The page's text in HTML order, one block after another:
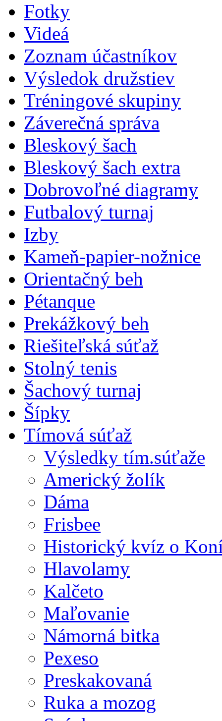
Fotky
Videá
Zoznam účastníkov
Výsledok družstiev
Tréningové skupiny
Záverečná správa
Bleskový šach
Bleskový šach extra
Dobrovoľné diagramy
Futbalový turnaj
Izby
Kameň-papier-nožnice
Orientačný beh
Pétanque
Prekážkový beh
Riešiteľská súťaž
Stolný tenis
Šachový turnaj
Šípky
Tímová súťaž
Výsledky tím.súťaže
Americký žolík
Dáma
Frisbee
Historický kvíz o
Hlavolamy
Kalčeto
Maľovanie
Námorná bitka
Pexeso
Preskakovaná
Ruka a mozog